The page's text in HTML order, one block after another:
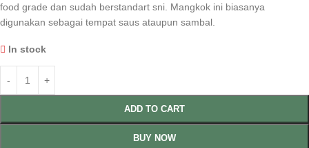
food grade dan sudah berstandart sni. Mangkok ini biasanya
digunakan sebagai tempat saus ataupun sambal.
In stock
ADD TO CART
BUY NOW